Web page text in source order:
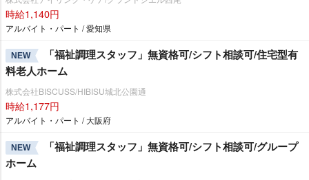
時給1,140円
アルバイト・パート / 愛知県
NEW
「福祉調理スタッフ」無資格可/シフト相談可/住宅型有
料老人ホーム
株式会社BISCUSS/HIBISU城北公園通
時給1,177円
アルバイト・パート / 大阪府
NEW
「福祉調理スタッフ」無資格可/シフト相談可/グループ
ホーム